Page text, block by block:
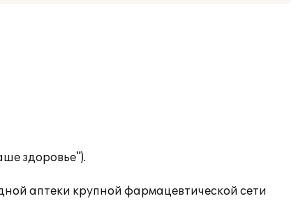
здоровье").
аптеки крупной фармацевтической сети